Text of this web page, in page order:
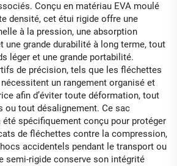
Conçu en matériau EVA moulé
densité, cet étui rigide offre une
à la pression, une absorption
une grande durabilité à long terme, tout
léger et une grande portabilité.
de précision, tels que les fléchettes
un rangement organisé et
afin d’éviter toute déformation, tout
ou tout désalignement. Ce sac
spécifiquement conçu pour protéger
de fléchettes contre la compression,
accidentels pendant le transport ou
semi-rigide conserve son intégrité